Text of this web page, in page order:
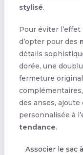
stylisé.
Pour éviter
d’opter pour des
détails
dorée, une
fermeture
des anses,
personnalisée à
tendance.
Associer le sac